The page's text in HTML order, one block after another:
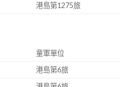
港島第1275旅
童軍單位
港島第6旅